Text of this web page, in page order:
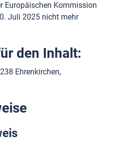
Europäischen Kommission
Juli 2025 nicht mehr
den Inhalt:
Ehrenkirchen,